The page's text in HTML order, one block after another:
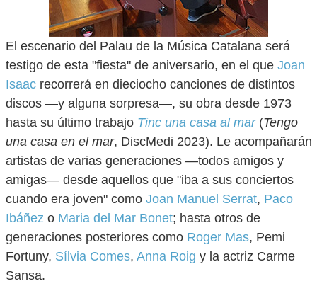
El escenario del Palau de la Música Catalana será
testigo de esta "fiesta" de aniversario, en el que Joan
Isaac recorrerá en dieciocho canciones de distintos
discos —y alguna sorpresa—, su obra desde 1973
hasta su último trabajo Tinc una casa al mar(Tengo
una casa en el mar, DiscMedi 2023). Le acompañarán
artistas de varias generaciones —todos amigos y
amigas— desde aquellos que "iba a sus conciertos
cuando era joven" como Joan Manuel Serrat, Paco
Ibáñez o Maria del Mar Bonet; hasta otros de
generaciones posteriores como Roger Mas, Pemi
Fortuny, Sílvia Comes, Anna Roig y la actriz Carme
Sansa.